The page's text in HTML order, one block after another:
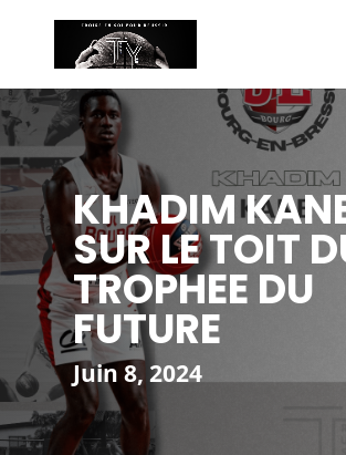
KHADIM
SUR LE TOIT
TROPHEE DU
FUTURE
Juin 8, 2024